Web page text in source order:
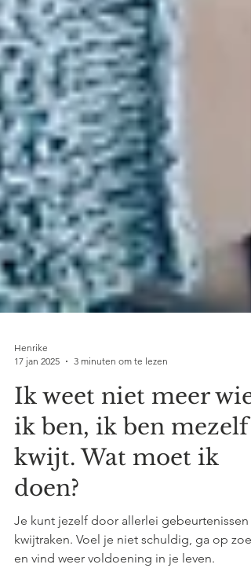
Henrike
17 jan 2025
3 minuten om te lezen
Ik weet niet meer wie
ik ben, ik ben mezelf
kwijt. Wat moet ik
doen?
Je kunt jezelf door allerlei gebeurtenissen